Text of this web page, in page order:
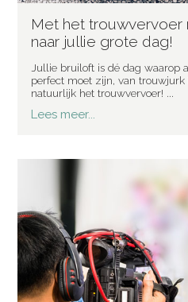
Met het trouwvervoer
naar jullie grote dag!
Jullie bruiloft is dé dag waarop
perfect moet zijn, van trouwjurk
natuurlijk het trouwvervoer! ...
Lees meer...